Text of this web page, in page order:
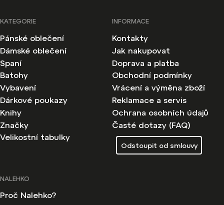
KATEGORIE
Pánské oblečení
Dámské oblečení
Spaní
Batohy
Vybavení
Dárkové poukazy
Knihy
Značky
Velikostní tabulky
INFORMACE
Kontakty
Jak nakupovat
Doprava a platba
Obchodní podmínky
Vrácení a výměna zboží
Reklamace a servis
Ochrana osobních údajů
Časté dotazy (FAQ)
Odstoupit od smlouvy
NALEHKO
Proč Nalehko?